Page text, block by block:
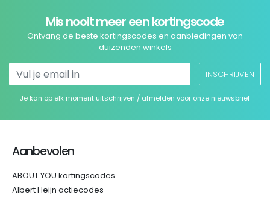
Mis nooit meer een kortingscode
Ontvang de beste kortingscodes en aanbiedingen van
duizenden winkels
INSCHRIJVEN
Je kan op elk moment uitschrijven / afmelden voor onze nieuwsbrief
Aanbevolen
ABOUT YOU kortingscodes
Albert Heijn actiecodes